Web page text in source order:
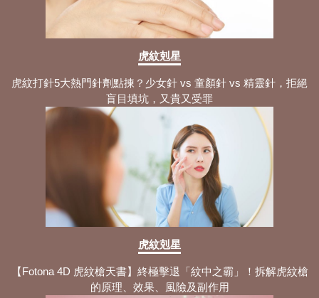
虎紋剋星
虎紋打針5大熱門針劑點揀？少女針 vs 童顏針 vs 精靈針，拒絕
盲目填坑，又貴又受罪
虎紋剋星
【Fotona 4D 虎紋槍天書】終極擊退「紋中之霸」！拆解虎紋槍
的原理、效果、風險及副作用